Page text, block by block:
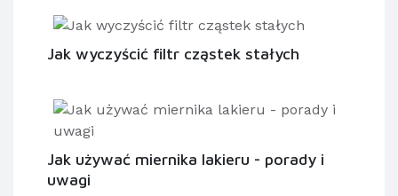
Jak wyczyścić filtr cząstek stałych
Jak używać miernika lakieru - porady i
uwagi